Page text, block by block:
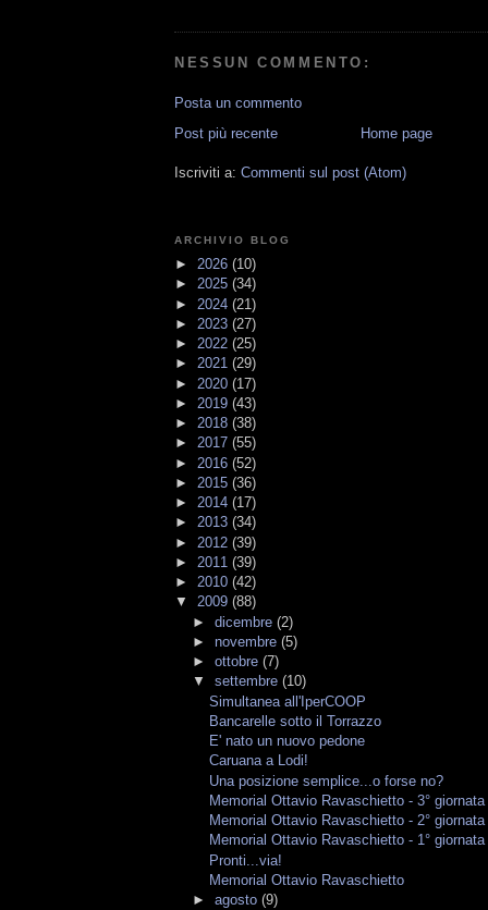
NESSUN COMMENTO:
Posta un commento
Post più recente
Home page
Iscriviti a: Commenti sul post (Atom)
ARCHIVIO BLOG
► 2026 (10)
► 2025 (34)
► 2024 (21)
► 2023 (27)
► 2022 (25)
► 2021 (29)
► 2020 (17)
► 2019 (43)
► 2018 (38)
► 2017 (55)
► 2016 (52)
► 2015 (36)
► 2014 (17)
► 2013 (34)
► 2012 (39)
► 2011 (39)
► 2010 (42)
▼ 2009 (88)
► dicembre (2)
► novembre (5)
► ottobre (7)
▼ settembre (10)
Simultanea all'IperCOOP
Bancarelle sotto il Torrazzo
E' nato un nuovo pedone
Caruana a Lodi!
Una posizione semplice...o forse no?
Memorial Ottavio Ravaschietto - 3° giornata
Memorial Ottavio Ravaschietto - 2° giornata
Memorial Ottavio Ravaschietto - 1° giornata
Pronti...via!
Memorial Ottavio Ravaschietto
► agosto (9)